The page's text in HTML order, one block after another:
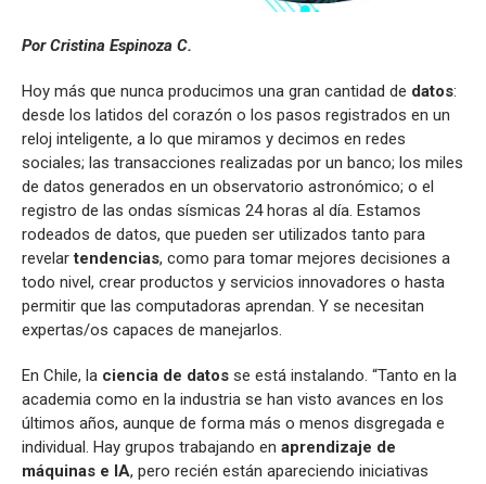
Por Cristina Espinoza C.
Hoy más que nunca producimos una gran cantidad de datos:
desde los latidos del corazón o los pasos registrados en un
reloj inteligente, a lo que miramos y decimos en redes
sociales; las transacciones realizadas por un banco; los miles
de datos generados en un observatorio astronómico; o el
registro de las ondas sísmicas 24 horas al día. Estamos
rodeados de datos, que pueden ser utilizados tanto para
revelartendencias, como para tomar mejores decisiones a
todo nivel, crear productos y servicios innovadores o hasta
permitir que las computadoras aprendan. Y se necesitan
expertas/os capaces de manejarlos.
En Chile, la ciencia de datos se está instalando. “Tanto en la
academia como en la industria se han visto avances en los
últimos años, aunque de forma más o menos disgregada e
individual. Hay grupos trabajando en aprendizaje de
máquinas e IA, pero recién están apareciendo iniciativas